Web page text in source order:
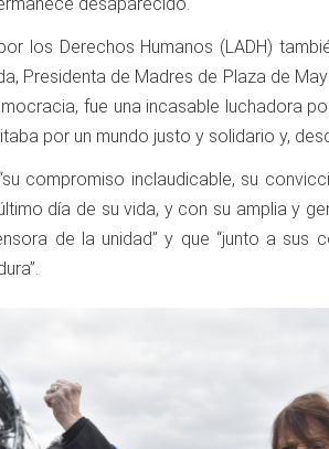
los Derechos Humanos (LADH)
Presidenta de Madres de Plaza de
fue una incasable luchadora
por un mundo justo y solidario y,
compromiso inclaudicable, su
día de su vida, y con su amplia y
de la unidad” y que “junto a